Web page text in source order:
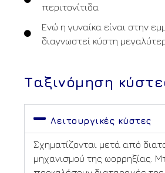
περιτονίτιδα
Ενώ η γυναίκα είναι στην
διαγνωστεί κύστη
Ταξινόμηση
Λειτουργικές κύστες
Σχηματίζονται μετά από
μηχανισμού της ωορρηξίας.